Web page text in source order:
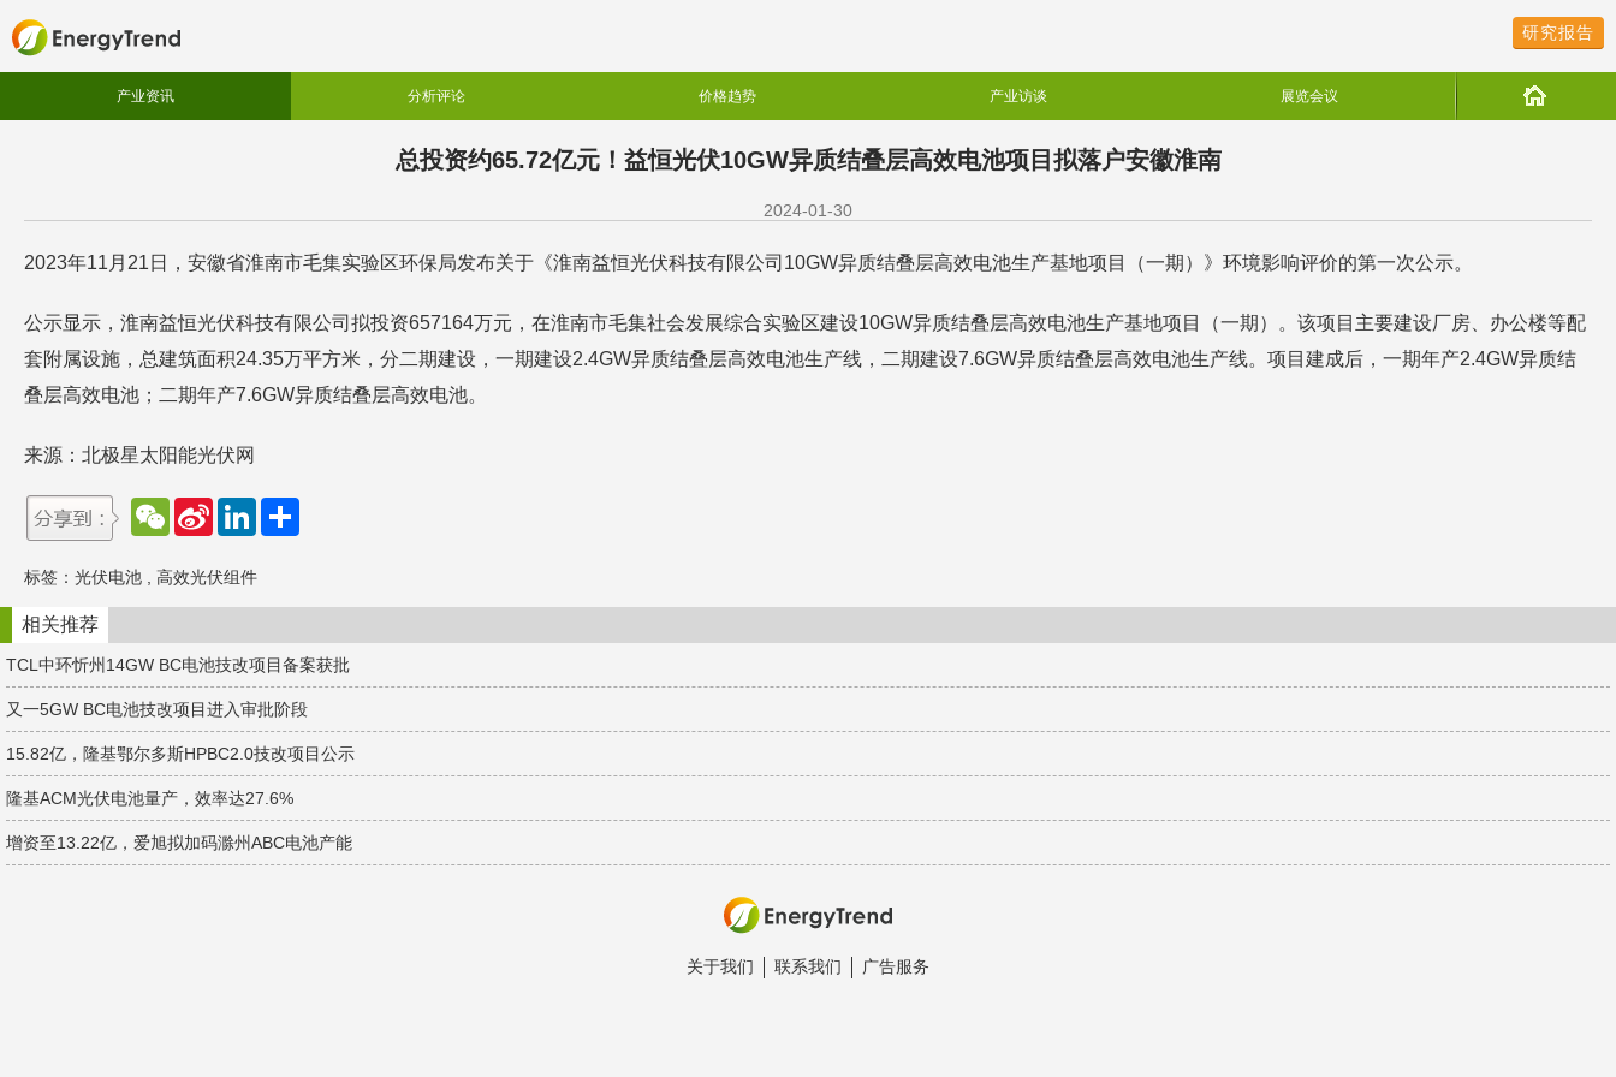
研究报告
产业资讯 分析评论 价格趋势 产业访谈 展览会议
总投资约65.72亿元！益恒光伏10GW异质结叠层高效电池项目拟落户安徽淮南
2024-01-30
2023年11月21日，安徽省淮南市毛集实验区环保局发布关于《淮南益恒光伏科技有限公司10GW异质结叠层高效电池生产基地项目（一期）》环境影响评价的第一次公示。
公示显示，淮南益恒光伏科技有限公司拟投资657164万元，在淮南市毛集社会发展综合实验区建设10GW异质结叠层高效电池生产基地项目（一期）。该项目主要建设厂房、办公楼等配
套附属设施，总建筑面积24.35万平方米，分二期建设，一期建设2.4GW异质结叠层高效电池生产线，二期建设7.6GW异质结叠层高效电池生产线。项目建成后，一期年产2.4GW异质结
叠层高效电池；二期年产7.6GW异质结叠层高效电池。
来源：北极星太阳能光伏网
W
e
a
t
S
W
e
b
o
L
e
d
n
标签： 光伏电池 高效光伏组件
相关推荐
TCL中环忻州14GW BC电池技改项目备案获批
又一5GW BC电池技改项目进入审批阶段
15.82亿，隆基鄂尔多斯HPBC2.0技改项目公示
隆基ACM光伏电池量产，效率达27.6%
增资至13.22亿，爱旭拟加码滁州ABC电池产能
关于我们 联系我们 广告服务